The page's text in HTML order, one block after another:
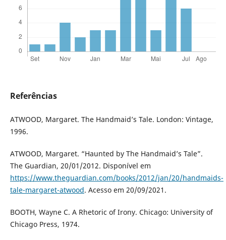
Referências
ATWOOD, Margaret. The Handmaid’s Tale. London: Vintage,
1996.
ATWOOD, Margaret. “Haunted by The Handmaid’s Tale”.
The Guardian, 20/01/2012. Disponível em
https://www.theguardian.com/books/2012/jan/20/handmaids-
tale-margaret-atwood. Acesso em 20/09/2021.
BOOTH, Wayne C. A Rhetoric of Irony. Chicago: University of
Chicago Press, 1974.